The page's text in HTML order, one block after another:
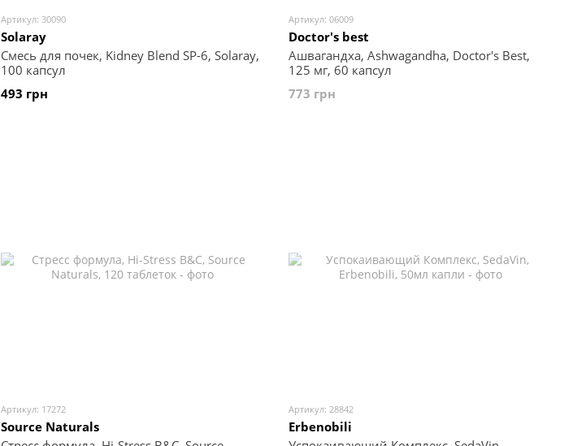
Артикул: 30090
Solaray
Смесь для почек, Kidney Blend SP-6, Solaray,
100 капсул
493 грн
Артикул: 06009
Doctor's best
Ашвагандха, Ashwagandha, Doctor's Best,
125 мг, 60 капсул
773 грн
Артикул: 17272
Source Naturals
Артикул: 28842
Erbenobili